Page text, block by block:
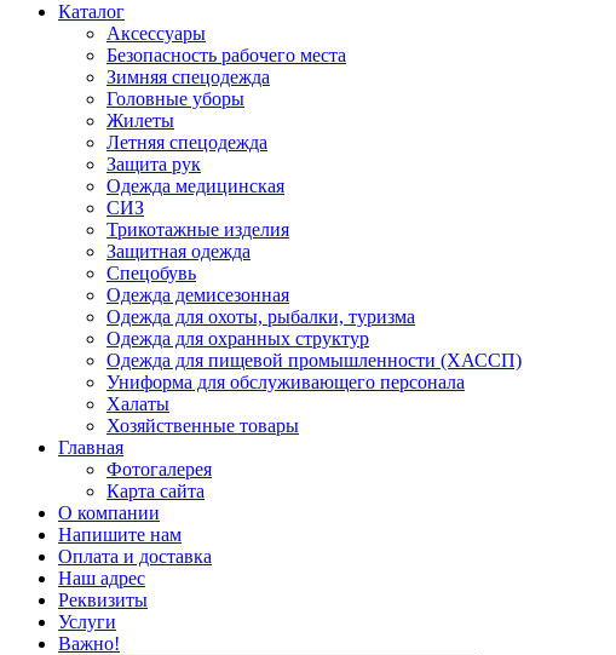
Каталог
Аксессуары
Безопасность рабочего места
Зимняя спецодежда
Головные уборы
Жилеты
Летняя спецодежда
Защита рук
Одежда медицинская
СИЗ
Трикотажные изделия
Защитная одежда
Спецобувь
Одежда демисезонная
Одежда для охоты, рыбалки, туризма
Одежда для охранных структур
Одежда для пищевой промышленности (ХАССП)
Униформа для обслуживающего персонала
Халаты
Хозяйственные товары
Главная
Фотогалерея
Карта сайта
О компании
Напишите нам
Оплата и доставка
Наш адрес
Реквизиты
Услуги
Важно!